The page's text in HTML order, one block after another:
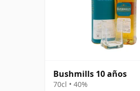
Bushmills 10 años
70cl • 40%